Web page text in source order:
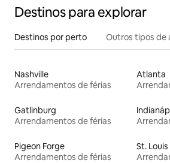
Destinos para explorar
Destinos por perto Outros tipos de
Nashville
Arrendamentos de férias
Atlanta
Gatlinburg
Arrendamentos de férias
Pigeon Forge
Arrendamentos de férias
St. Louis